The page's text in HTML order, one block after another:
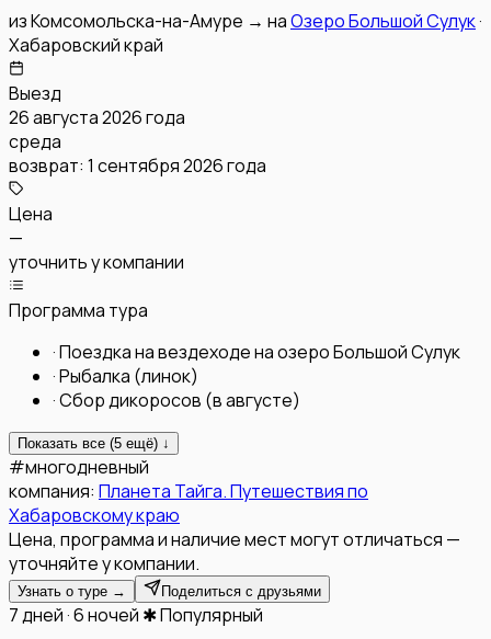
изКомсомольска-на-Амуре → наОзеро Большой Сулук·
Хабаровский край
Выезд
26 августа 2026 года
среда
возврат: 1 сентября 2026 года
Цена
—
уточнить у компании
Программа тура
·Поездка на вездеходе на озеро Большой Сулук
·Рыбалка (линок)
·Сбор дикоросов (в августе)
Показать все (5 ещё) ↓
#многодневный
компания: Планета Тайга. Путешествия по
Хабаровскому краю
Цена, программа и наличие мест могут отличаться —
уточняйте у компании.
Узнать о туре → Поделиться с друзьями
7 дней · 6 ночей ✱ Популярный